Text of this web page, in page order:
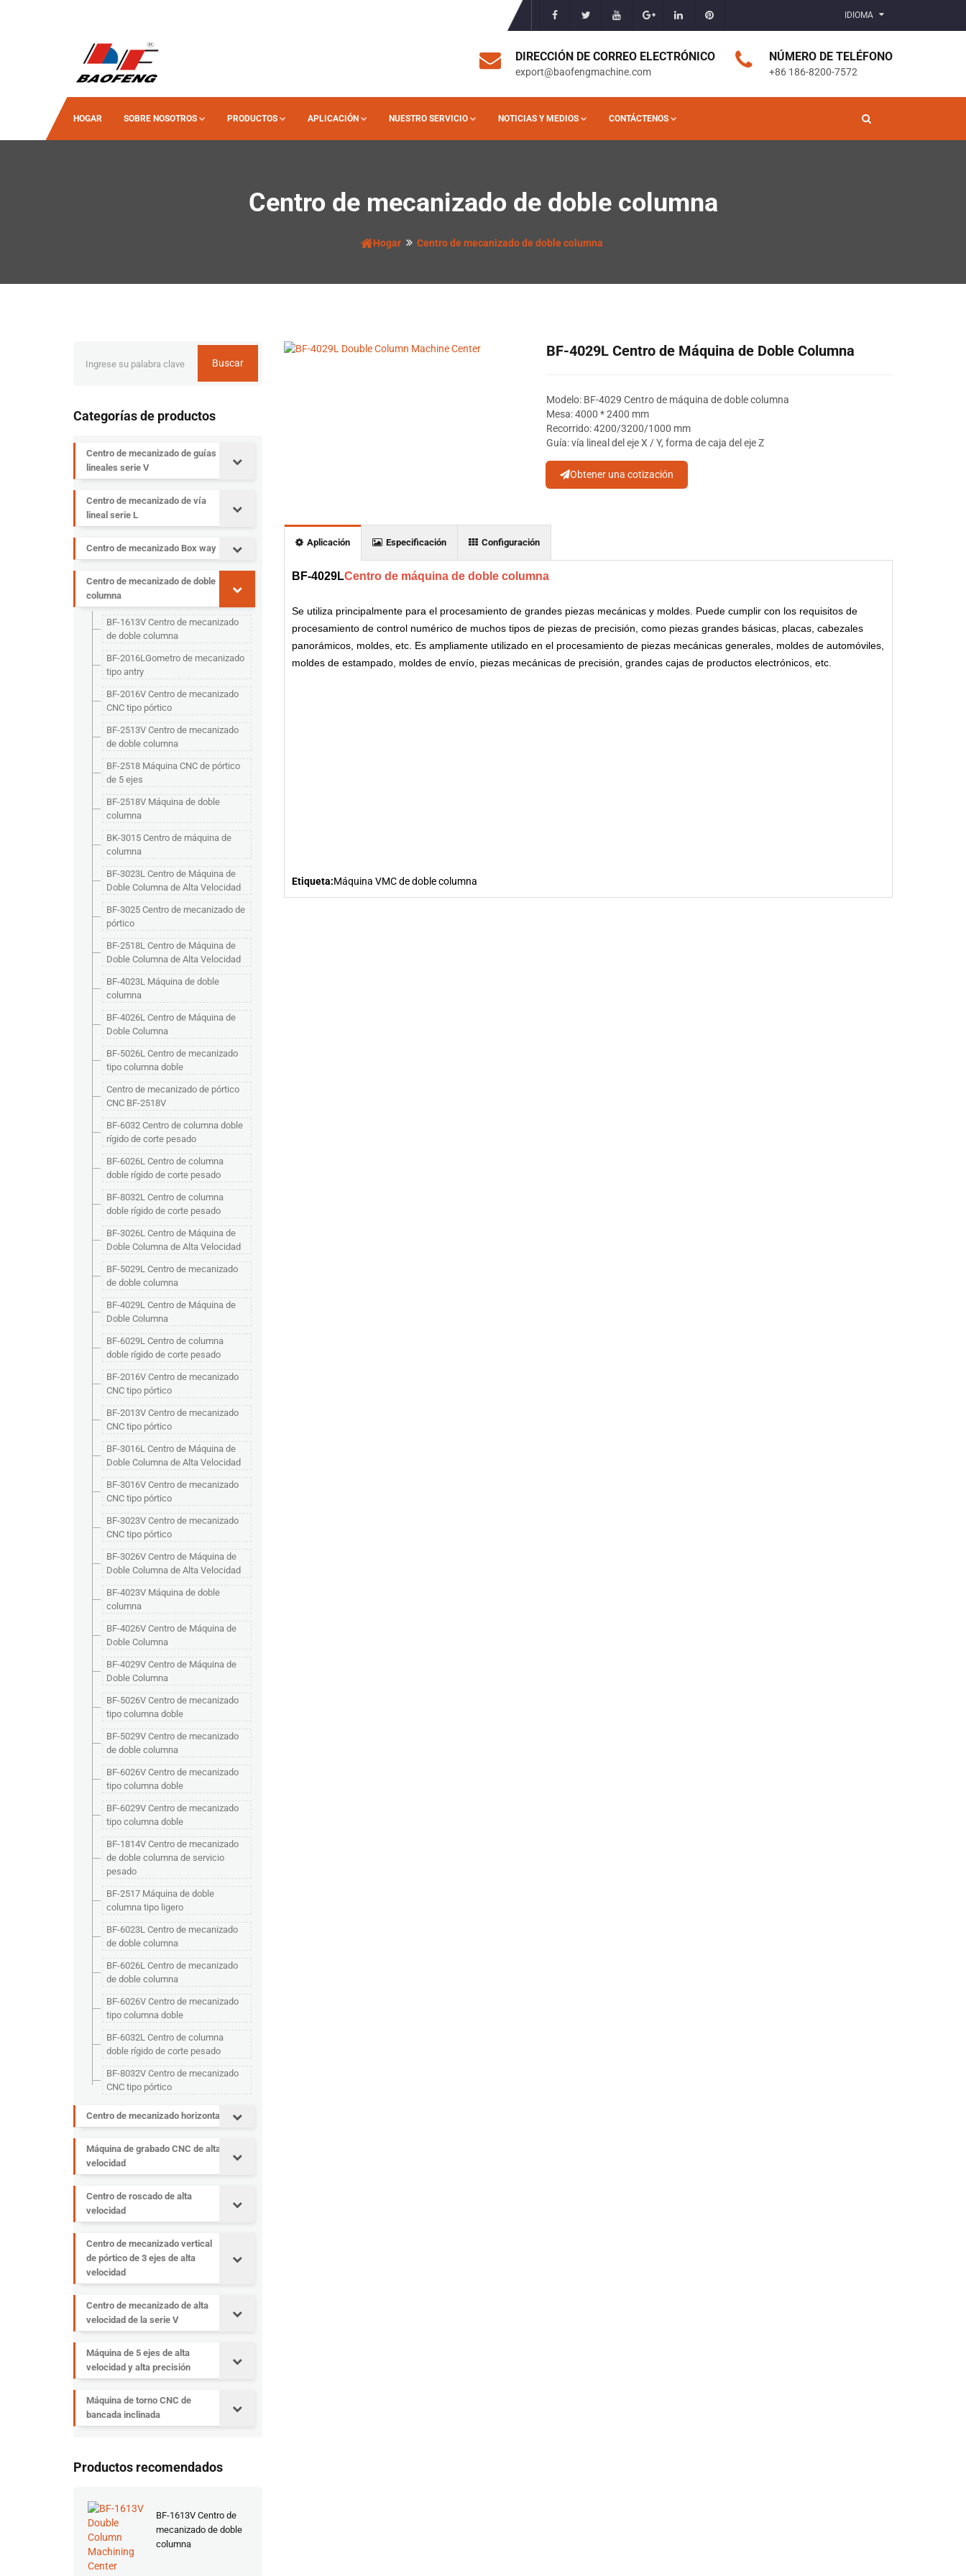
IDIOMA
DIRECCIÓN DE CORREO ELECTRÓNICO
export@baofengmachine.com
NÚMERO DE TELÉFONO
+86 186-8200-7572
HOGAR SOBRE NOSOTROS PRODUCTOS APLICACIÓN NUESTRO SERVICIO NOTICIAS Y MEDIOS CONTÁCTENOS
Centro de mecanizado de doble columna
Hogar Centro de mecanizado de doble columna
BF-4029L Centro de Máquina de Doble Columna
Modelo: BF-4029 Centro de máquina de doble columna
Mesa: 4000 * 2400 mm
Recorrido: 4200/3200/1000 mm
Guía: vía lineal del eje X / Y, forma de caja del eje Z
Obtener una cotización
Aplicación Especificación Configuración
BF-4029LCentro de máquina de doble columna
Se utiliza principalmente para el procesamiento de grandes piezas mecánicas y moldes. Puede cumplir con los requisitos de
procesamiento de control numérico de muchos tipos de piezas de precisión, como piezas grandes básicas, placas, cabezales
panorámicos, moldes, etc. Es ampliamente utilizado en el procesamiento de piezas mecánicas generales, moldes de automóviles,
moldes de estampado, moldes de envío, piezas mecánicas de precisión, grandes cajas de productos electrónicos, etc.
Etiqueta:Máquina VMC de doble columna
Buscar
Categorías de productos
Centro de mecanizado de guías
lineales serie V
Centro de mecanizado de vía
lineal serie L
Centro de mecanizado Box way
Centro de mecanizado de doble
columna
BF-1613V Centro de mecanizado
de doble columna
BF-2016LGometro de mecanizado
tipo antry
BF-2016V Centro de mecanizado
CNC tipo pórtico
BF-2513V Centro de mecanizado
de doble columna
BF-2518 Máquina CNC de pórtico
de 5 ejes
BF-2518V Máquina de doble
columna
BK-3015 Centro de máquina de
columna
BF-3023L Centro de Máquina de
Doble Columna de Alta Velocidad
BF-3025 Centro de mecanizado de
pórtico
BF-2518L Centro de Máquina de
Doble Columna de Alta Velocidad
BF-4023L Máquina de doble
columna
BF-4026L Centro de Máquina de
Doble Columna
BF-5026L Centro de mecanizado
tipo columna doble
Centro de mecanizado de pórtico
CNC BF-2518V
BF-6032 Centro de columna doble
rígido de corte pesado
BF-6026L Centro de columna
doble rígido de corte pesado
BF-8032L Centro de columna
doble rígido de corte pesado
BF-3026L Centro de Máquina de
Doble Columna de Alta Velocidad
BF-5029L Centro de mecanizado
de doble columna
BF-4029L Centro de Máquina de
Doble Columna
BF-6029L Centro de columna
doble rígido de corte pesado
BF-2016V Centro de mecanizado
CNC tipo pórtico
BF-2013V Centro de mecanizado
CNC tipo pórtico
BF-3016L Centro de Máquina de
Doble Columna de Alta Velocidad
BF-3016V Centro de mecanizado
CNC tipo pórtico
BF-3023V Centro de mecanizado
CNC tipo pórtico
BF-3026V Centro de Máquina de
Doble Columna de Alta Velocidad
BF-4023V Máquina de doble
columna
BF-4026V Centro de Máquina de
Doble Columna
BF-4029V Centro de Máquina de
Doble Columna
BF-5026V Centro de mecanizado
tipo columna doble
BF-5029V Centro de mecanizado
de doble columna
BF-6026V Centro de mecanizado
tipo columna doble
BF-6029V Centro de mecanizado
tipo columna doble
BF-1814V Centro de mecanizado
de doble columna de servicio
pesado
BF-2517 Máquina de doble
columna tipo ligero
BF-6023L Centro de mecanizado
de doble columna
BF-6026L Centro de mecanizado
de doble columna
BF-6026V Centro de mecanizado
tipo columna doble
BF-6032L Centro de columna
doble rígido de corte pesado
BF-8032V Centro de mecanizado
CNC tipo pórtico
Centro de mecanizado horizontal
Máquina de grabado CNC de alta
velocidad
Centro de roscado de alta
velocidad
Centro de mecanizado vertical
de pórtico de 3 ejes de alta
velocidad
Centro de mecanizado de alta
velocidad de la serie V
Máquina de 5 ejes de alta
velocidad y alta precisión
Máquina de torno CNC de
bancada inclinada
Productos recomendados
BF-1613V Centro de
mecanizado de doble
columna